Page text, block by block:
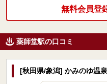
無料会員登
薬師堂駅の口コミ
[秋田県/象潟] かみのゆ温泉